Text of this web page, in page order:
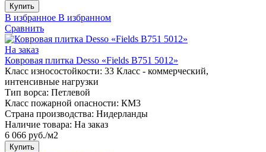
Купить
В избранное В избранном
Сравнить
На заказ
Ковровая плитка Desso «Fields B751 5012»
Класс износостойкости: 33 Класс - коммерческий,
интенсивные нагрузки
Тип ворса: Петлевой
Класс пожарной опасности: КМ3
Страна производства: Нидерланды
Наличие товара: На заказ
6 066 руб./м2
Купить